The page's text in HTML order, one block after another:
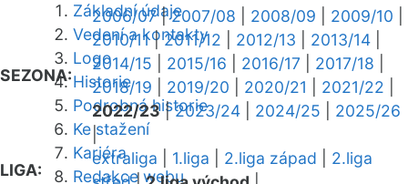
Základní údaje
Vedení a kontakty
Logo
Historie
Podrobná historie
Ke stažení
Kariéra
Redakce webu
SEZONA:
2006/07|2007/08 2008/09 2009/10
2010/11|2011/12 2012/13 2013/14
2014/15
2015/16 2016/17 2017/18
2018/19
2019/20 2020/21 2021/22
2022/23|2023/24 2024/25
2025/26
|
LIGA:
extraliga 1.liga 2.liga západ
2.liga